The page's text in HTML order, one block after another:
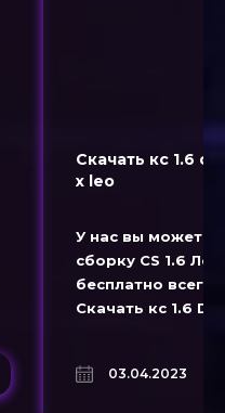
Скачать кс 1.6
x leo
У нас вы можете
сборку CS 1.6 Лео
бесплатно всего
Скачать кс 1.6
1.6 без03.04.2023